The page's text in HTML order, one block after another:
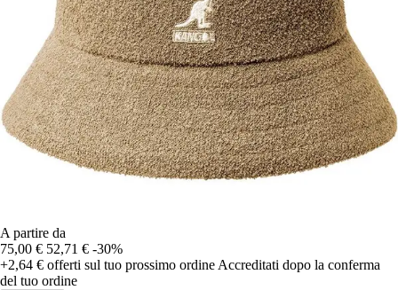
A partire da
75,00 € 52,71 € -30%
+2,64 € offerti sul tuo prossimo ordine Accreditati dopo la conferma
del tuo ordine